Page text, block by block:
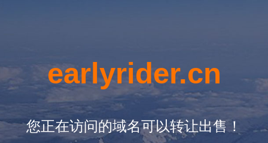
earlyrider.cn
您正在访问的域名可以转让出售！